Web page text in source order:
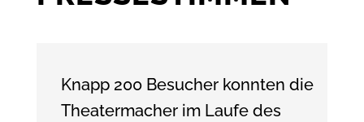
Knapp 200 Besucher konnten die
Theatermacher im Laufe des